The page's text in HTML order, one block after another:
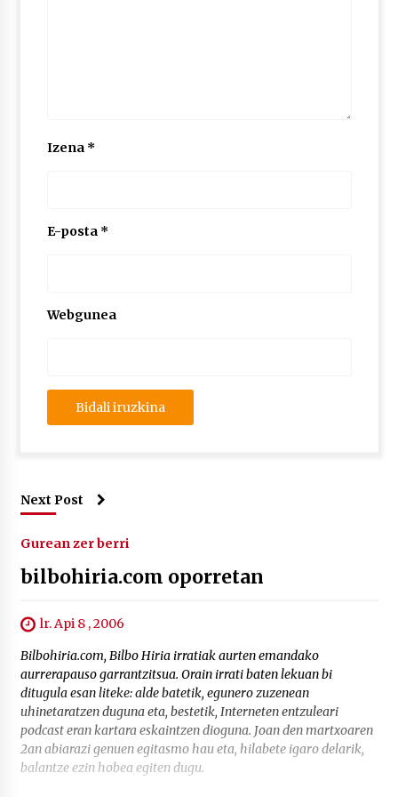
Izena *
E-posta *
Webgunea
Next Post
Gurean zer berri
bilbohiria.com oporretan
lr. Api 8 , 2006
Bilbohiria.com, Bilbo Hiria irratiak aurten emandako
aurrerapauso garrantzitsua. Orain irrati baten lekuan bi
ditugula esan liteke: alde batetik, egunero zuzenean
uhinetaratzen duguna eta, bestetik, Interneten entzuleari
podcast eran kartara eskaintzen dioguna. Joan den martxoaren
2an abiarazi genuen egitasmo hau eta, hilabete igaro delarik,
balantze ezin hobea egiten dugu.